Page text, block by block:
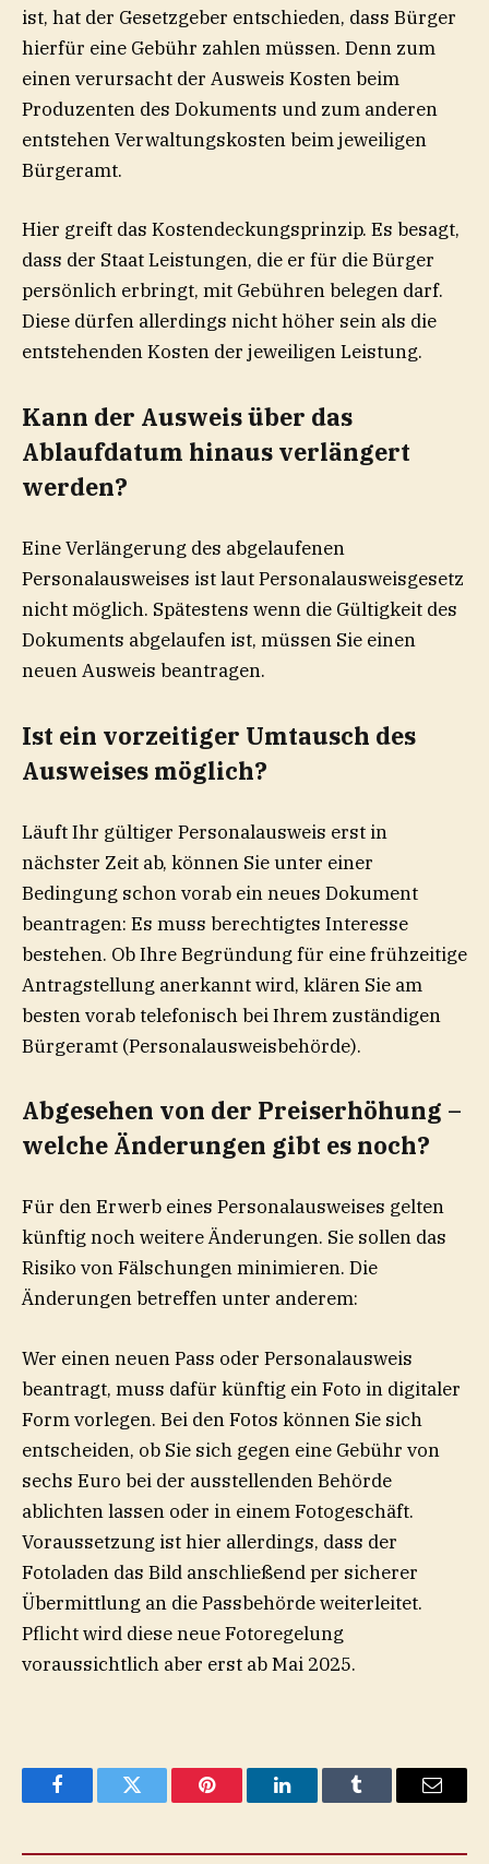
ist, hat der Gesetzgeber entschieden, dass Bürger
hierfür eine Gebühr zahlen müssen. Denn zum
einen verursacht der Ausweis Kosten beim
Produzenten des Dokuments und zum anderen
entstehen Verwaltungskosten beim jeweiligen
Bürgeramt.
Hier greift das Kostendeckungsprinzip. Es besagt,
dass der Staat Leistungen, die er für die Bürger
persönlich erbringt, mit Gebühren belegen darf.
Diese dürfen allerdings nicht höher sein als die
entstehenden Kosten der jeweiligen Leistung.
Kann der Ausweis über das
Ablaufdatum hinaus verlängert
werden?
Eine Verlängerung des abgelaufenen
Personalausweises ist laut Personalausweisgesetz
nicht möglich. Spätestens wenn die Gültigkeit des
Dokuments abgelaufen ist, müssen Sie einen
neuen Ausweis beantragen.
Ist ein vorzeitiger Umtausch des
Ausweises möglich?
Läuft Ihr gültiger Personalausweis erst in
nächster Zeit ab, können Sie unter einer
Bedingung schon vorab ein neues Dokument
beantragen: Es muss berechtigtes Interesse
bestehen. Ob Ihre Begründung für eine frühzeitige
Antragstellung anerkannt wird, klären Sie am
besten vorab telefonisch bei Ihrem zuständigen
Bürgeramt (Personalausweisbehörde).
Abgesehen von der Preiserhöhung –
welche Änderungen gibt es noch?
Für den Erwerb eines Personalausweises gelten
künftig noch weitere Änderungen. Sie sollen das
Risiko von Fälschungen minimieren. Die
Änderungen betreffen unter anderem:
Wer einen neuen Pass oder Personalausweis
beantragt, muss dafür künftig ein Foto in digitaler
Form vorlegen. Bei den Fotos können Sie sich
entscheiden, ob Sie sich gegen eine Gebühr von
sechs Euro bei der ausstellenden Behörde
ablichten lassen oder in einem Fotogeschäft.
Voraussetzung ist hier allerdings, dass der
Fotoladen das Bild anschließend per sicherer
Übermittlung an die Passbehörde weiterleitet.
Pflicht wird diese neue Fotoregelung
voraussichtlich aber erst ab Mai 2025.
FacebookTwitter Pinterest LinkedInTumblr Email